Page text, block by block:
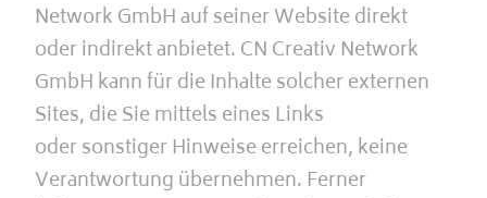
Network GmbH auf seiner Website direkt
oder indirekt anbietet. CN Creativ Network
GmbH kann für die Inhalte solcher externen
Sites, die Sie mittels eines Links
oder sonstiger Hinweise erreichen, keine
Verantwortung übernehmen. Ferner